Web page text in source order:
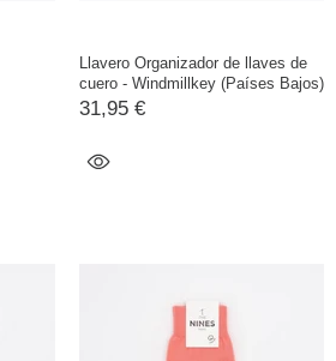
Llavero Organizador de llaves de
cuero - Windmillkey (Países Bajos)
31,95 €